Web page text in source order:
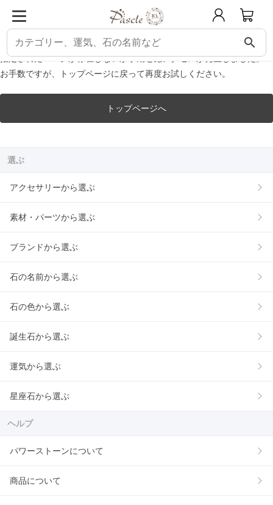
search
エラー
ERROR エラー
指定されたページが存在しないか予期せぬアクセスが発生しました。
お手数ですが、トップページに戻って再度お試しください。
トップページへ
選ぶ
アクセサリーから選ぶ
素材・パーツから選ぶ
ブランドから選ぶ
石の名前から選ぶ
石の色から選ぶ
誕生石から選ぶ
運気から選ぶ
星座石から選ぶ
ヘルプ
パワーストーンについて
商品について